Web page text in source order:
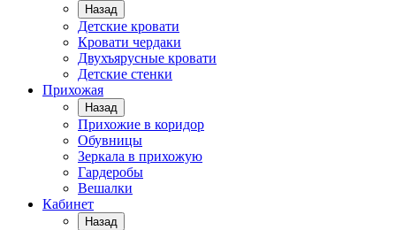
Назад
Детские кровати
Кровати чердаки
Двухъярусные кровати
Детские стенки
Прихожая
Назад
Прихожие в коридор
Обувницы
Зеркала в прихожую
Гардеробы
Вешалки
Кабинет
Назад